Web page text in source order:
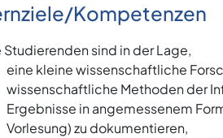
Kompetenzen
Studierenden sind in der Lage,
eine kleine wissenschaftliche
wissenschaftliche Methoden der
Ergebnisse in angemessenem
Vorlesung) zu dokumentieren,